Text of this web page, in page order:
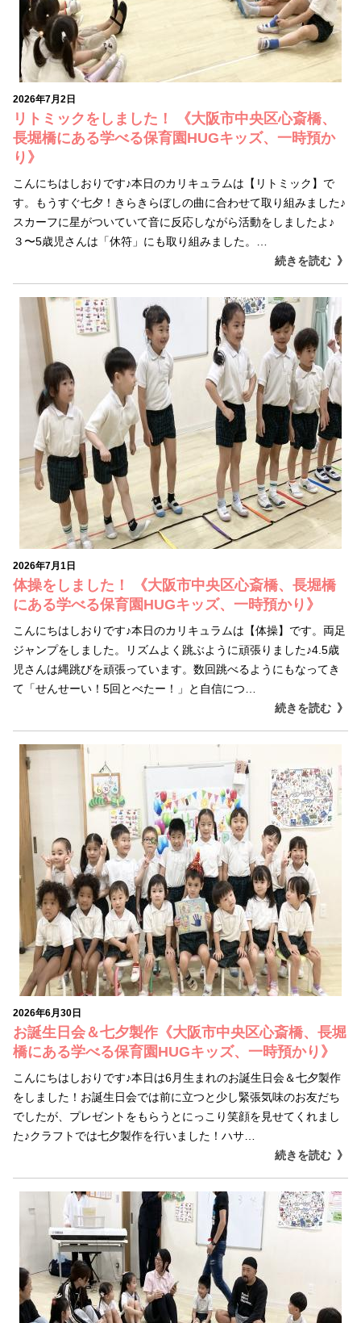
2026年7月2日
リトミックをしました！ 《大阪市中央区心斎橋、
長堀橋にある学べる保育園HUGキッズ、一時預か
り》
こんにちはしおりです♪本日のカリキュラムは【リトミック】で
す。もうすぐ七夕！きらきらぼしの曲に合わせて取り組みました♪
スカーフに星がついていて音に反応しながら活動をしましたよ♪
３〜5歳児さんは「休符」にも取り組みました。…
続きを読む
2026年7月1日
体操をしました！ 《大阪市中央区心斎橋、長堀橋
にある学べる保育園HUGキッズ、一時預かり》
こんにちはしおりです♪本日のカリキュラムは【体操】です。両足
ジャンプをしました。リズムよく跳ぶように頑張りました♪4.5歳
児さんは縄跳びを頑張っています。数回跳べるようにもなってき
て「せんせーい！5回とべたー！」と自信につ…
続きを読む
2026年6月30日
お誕生日会＆七夕製作《大阪市中央区心斎橋、長堀
橋にある学べる保育園HUGキッズ、一時預かり》
こんにちはしおりです♪本日は6月生まれのお誕生日会＆七夕製作
をしました！お誕生日会では前に立つと少し緊張気味のお友だち
でしたが、プレゼントをもらうとにっこり笑顔を見せてくれまし
た♪クラフトでは七夕製作を行いました！ハサ…
続きを読む